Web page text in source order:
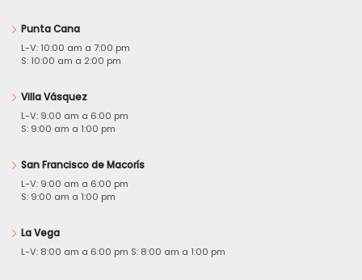
Punta Cana
L-V: 10:00 am a 7:00 pm
S: 10:00 am a 2:00 pm
Villa Vásquez
L-V: 9:00 am a 6:00 pm
S: 9:00 am a 1:00 pm
San Francisco de Macorís
L-V: 9:00 am a 6:00 pm
S: 9:00 am a 1:00 pm
La Vega
L-V: 8:00 am a 6:00 pm S: 8:00 am a 1:00 pm